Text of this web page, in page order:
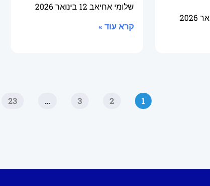
שלומי אחיאב12 בינואר 2026
קרא עוד »
1
2
3
…
23